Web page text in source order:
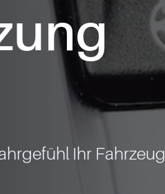
Ihr Fahrzeug